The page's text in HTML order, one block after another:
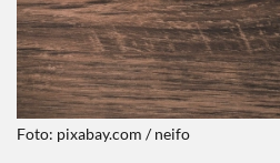
Foto: pixabay.com / neifo